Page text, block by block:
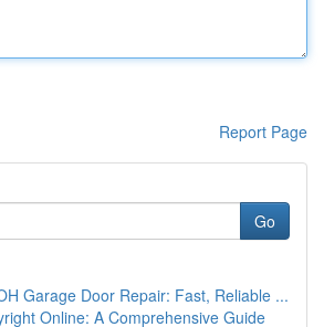
Report Page
Go
Garage Door Repair: Fast, Reliable ...
Online: A Comprehensive Guide